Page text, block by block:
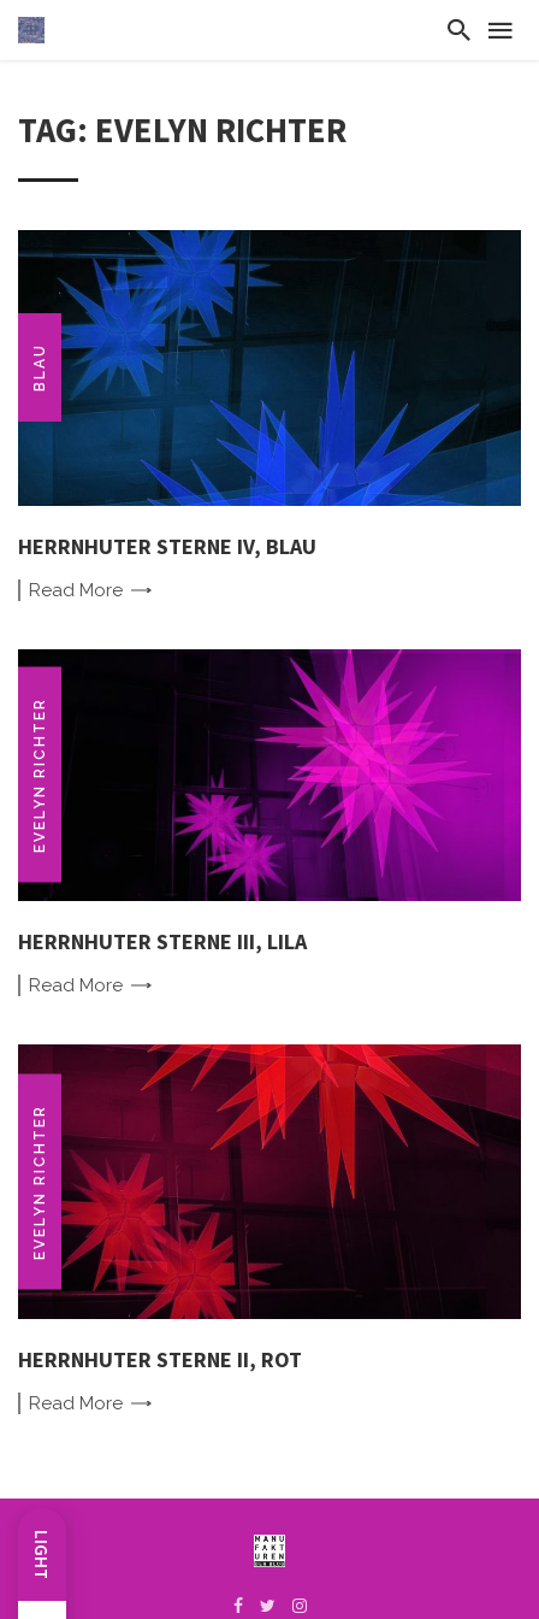
LIGHT
TAG: EVELYN RICHTER
BLAU
HERRNHUTER STERNE IV, BLAU
Read More
EVELYN RICHTER
HERRNHUTER STERNE III, LILA
Read More
EVELYN RICHTER
HERRNHUTER STERNE II, ROT
Read More